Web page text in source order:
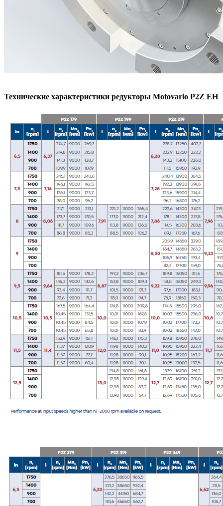
Технические характеристики редукторы Motovario P2Z EH